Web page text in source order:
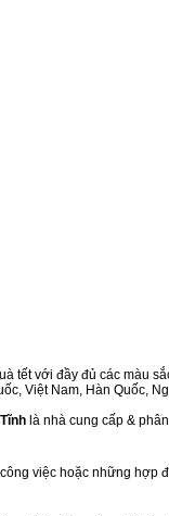
tết với đầy đủ các màu
Việt Nam, Hàn Quốc,
là nhà cung cấp &
việc hoặc những hợp